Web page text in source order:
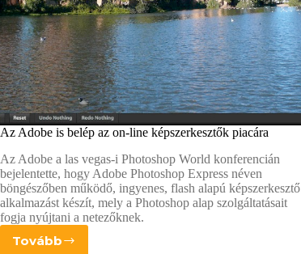
Az Adobe is belép az on-line képszerkesztők piacára
Az Adobe a las vegas-i Photoshop World konferencián
bejelentette, hogy Adobe Photoshop Express néven
böngészőben működő, ingyenes, flash alapú képszerkesztő
alkalmazást készít, mely a Photoshop alap szolgáltatásait
fogja nyújtani a netezőknek.
Tovább
Az